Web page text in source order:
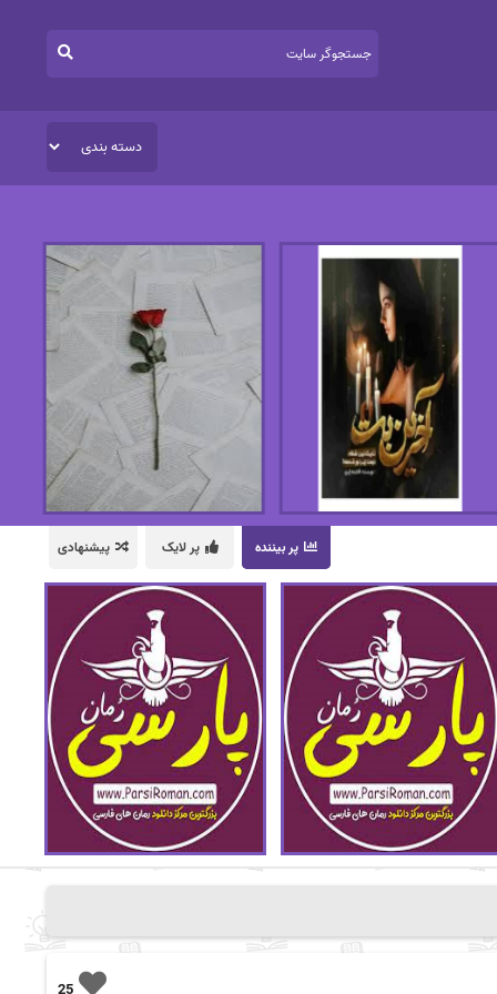
پر بیننده پر لایک پیشنهادی